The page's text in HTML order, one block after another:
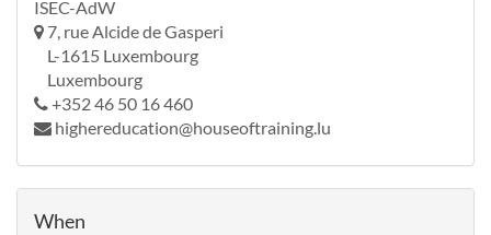
ISEC-AdW
7, rue Alcide de Gasperi
L-1615 Luxembourg
Luxembourg
+352 46 50 16 460
highereducation@houseoftraining.lu
When